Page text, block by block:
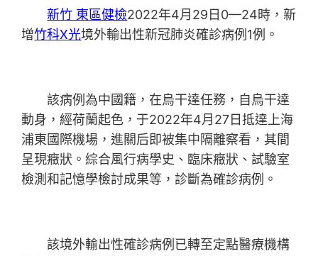
新竹 東區健檢2022年4月29日0—24時，新
增竹科X光境外輸出性新冠肺炎確診病例1例。
該病例為中國籍，在烏干達任務，自烏干達
動身，經荷蘭起色，于2022年4月27日抵達上海
浦東國際機場，進關后即被集中隔離察看，其間
呈現癥狀。綜合風行病學史、臨床癥狀、試驗室
檢測和記憶學檢討成果等，診斷為確診病例。
該境外輸出性確診病例已轉至定點醫療機構